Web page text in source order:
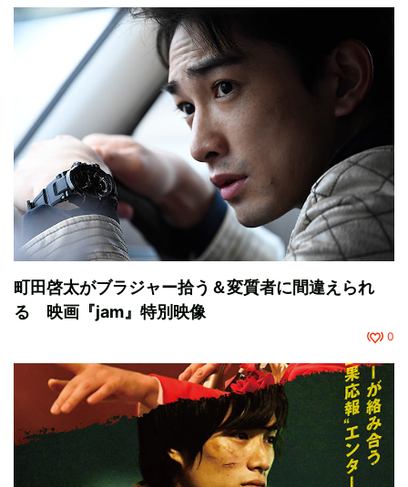
町田啓太がブラジャー拾う＆変質者に間違えられ
る 映画『jam』特別映像
0